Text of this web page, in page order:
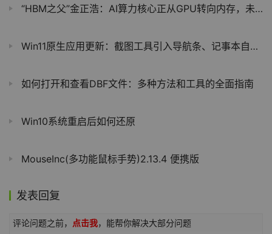
“HBM之父”金正浩：AI算力核心正从GPU转向内存，未来十年HBF将成主流
Win11原生应用更新：截图工具引入导航条、记事本自动保存
如何打开和查看DBF文件：多种方法和工具的全面指南
Win10系统重启后如何还原
MouseInc(多功能鼠标手势)2.13.4 便携版
发表回复
评论问题之前， 点击我，能帮你解决大部分问题